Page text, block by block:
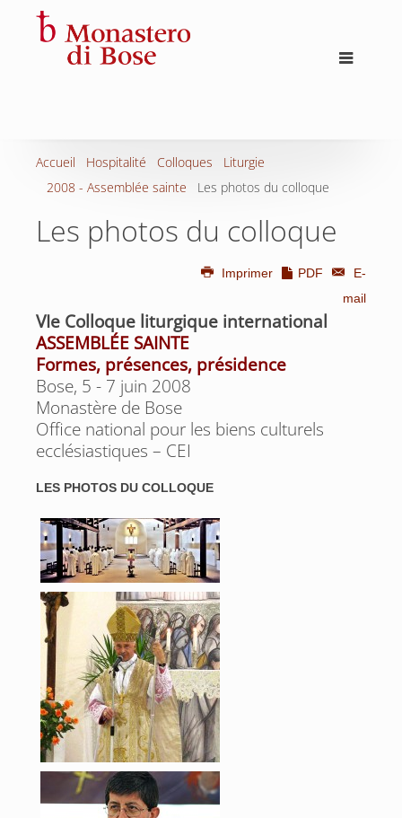
Accueil Hospitalité Colloques
Liturgie
2008 - Assemblée sainte
Les photos du colloque
Les photos du colloque
Imprimer PDF
E-
mail
VIe Colloque liturgique international
ASSEMBLÉE SAINTE
Formes, présences, présidence
Bose, 5 - 7 juin 2008
Monastère de Bose
Office national pour les biens culturels
ecclésiastiques – CEI
LES PHOTOS DU COLLOQUE